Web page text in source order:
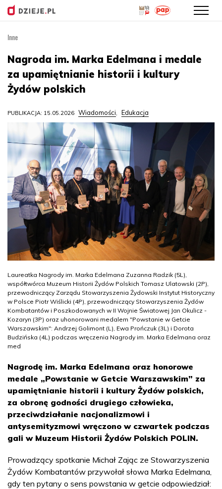
treści
Inne
Nagroda im. Marka Edelmana i medale
za upamiętnianie historii i kultury
Żydów polskich
PUBLIKACJA: 15.05.2026 Wiadomości, Edukacja
Laureatka Nagrody im. Marka Edelmana Zuzanna Radzik (5L),
współtwórca Muzeum Historii Żydów Polskich Tomasz Ulatowski (2P),
przewodniczący Zarządu Stowarzyszenia Żydowski Instytut Historyczny
w Polsce Piotr Wiślicki (4P), przewodniczący Stowarzyszenia Żydów
Kombatantów i Poszkodowanych w II Wojnie Światowej Jan Okulicz -
Kozaryn (3P) oraz uhonorowani medalem "Powstanie w Getcie
Warszawskim": Andrzej Golimont (L), Ewa Prończuk (3L) i Dorota
Budzińska (4L) podczas wręczenia Nagrody im. Marka Edelmana oraz
med
Nagrodę im. Marka Edelmana oraz honorowe
medale „Powstanie w Getcie Warszawskim” za
upamiętnianie historii i kultury Żydów polskich,
za obronę godności drugiego człowieka,
przeciwdziałanie nacjonalizmowi i
antysemityzmowi wręczono w czwartek podczas
gali w Muzeum Historii Żydów Polskich POLIN.
Prowadzący spotkanie Michał Zając ze Stowarzyszenia
Żydów Kombatantów przywołał słowa Marka Edelmana,
gdy ten pytany o sens powstania w getcie odpowiedział: